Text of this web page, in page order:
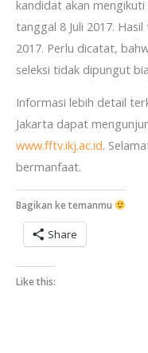
kandidat akan
tanggal 8 Juli 2017.
2017. Perlu dicatat,
seleksi tidak dipungut
Informasi lebih detail
Jakarta dapat
www.fftv.ikj.ac.id.
bermanfaat.
Bagikan ke temanmu
Share
Like this: